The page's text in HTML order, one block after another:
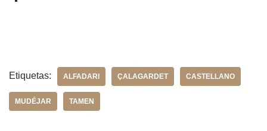
Etiquetas: ALFADARI ÇALAGARDET CASTELLANO
MUDÉJAR TAMEN